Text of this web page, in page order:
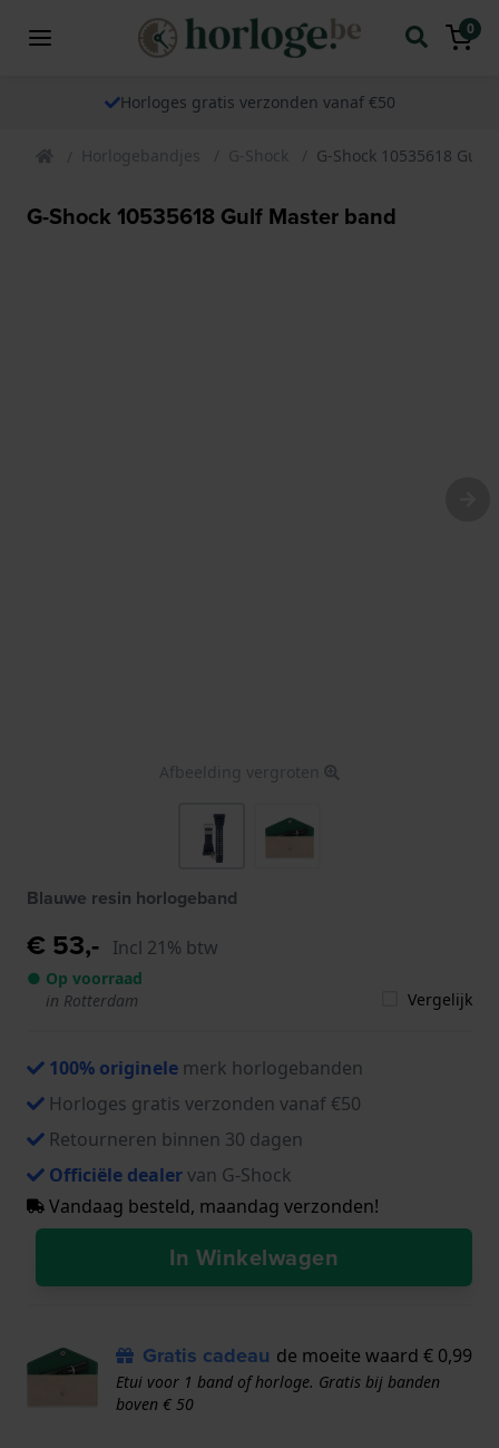
0
Horloges gratis verzonden vanaf €50
Horlogebandjes G-Shock G-Shock 10535618 Gulf
G-Shock 10535618 Gulf Master band
Afbeelding vergroten
Blauwe resin horlogeband
€ 53,- Incl 21% btw
● Op voorraad
in Rotterdam
Vergelijk
100% originele merk horlogebanden
Horloges gratis verzonden vanaf €50
Retourneren binnen 30 dagen
Officiële dealervan G-Shock
Vandaag besteld, maandag verzonden!
In Winkelwagen
Gratis cadeau de moeite waard € 0,99
Etui voor 1 band of horloge. Gratis bij banden
boven € 50